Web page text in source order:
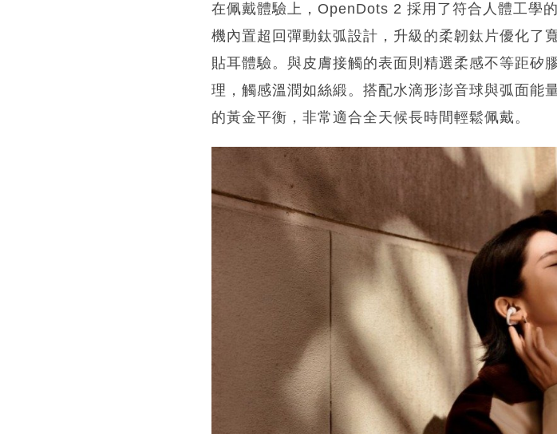
在佩戴體驗上，OpenDots 2 採用了符合人體工學
機內置超回彈動鈦弧設計，升級的柔韌鈦片優化了
貼耳體驗。與皮膚接觸的表面則精選柔感不等距矽
理，觸感溫潤如絲緞。搭配水滴形澎音球與弧面能
的黃金平衡，非常適合全天候長時間輕鬆佩戴。